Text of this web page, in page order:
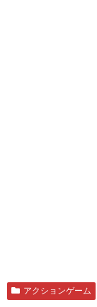
アクションゲーム